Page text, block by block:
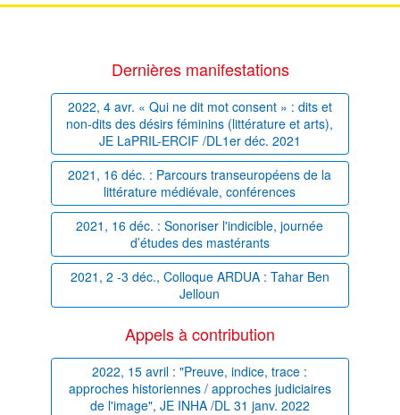
Dernières manifestations
2022, 4 avr. « Qui ne dit mot consent » : dits et
non-dits des désirs féminins (littérature et arts),
JE LaPRIL-ERCIF /DL1er déc. 2021
2021, 16 déc. : Parcours transeuropéens de la
littérature médiévale, conférences
2021, 16 déc. : Sonoriser l'indicible, journée
d’études des mastérants
2021, 2 -3 déc., Colloque ARDUA : Tahar Ben
Jelloun
Appels à contribution
2022, 15 avril : "Preuve, indice, trace :
approches historiennes / approches judiciaires
de l'image", JE INHA /DL 31 janv. 2022